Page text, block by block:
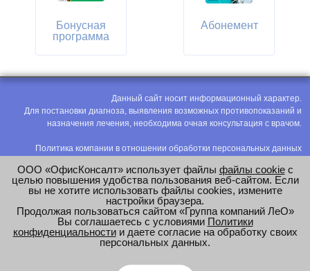
Бонусная
программа
Абонемент
Данный сайт носит информационный характер.
Для постановки диагноза, выявления возможных противопоказаний и
назначения лечения, необходима очная консультация с врачом.
Политика компании в отношении обработки персональных данных
Соглашение на обработку персональных данных
Оценка труда
e-mail:office@modus-leo.ru
ООО «ОфисКонсалт» использует файлы файлы cookieс
целью повышения удобства пользования веб-сайтом. Если
вы не хотите использовать файлы cookies, измените
настройки браузера.
Продолжая пользоваться сайтом «Группа компаний ЛеО»
Вы соглашаетесь с условиями Политики
конфиденциальностии даете согласие на обработку своих
персональных данных.